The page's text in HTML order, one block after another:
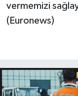
vermemizi
(Euronews)